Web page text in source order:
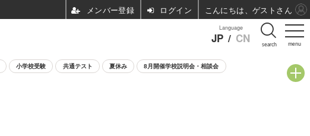
menu
Language
JP / CN search
小学校受験 共通テスト 夏休み 8月開催学校説明会・相談会
ログイン こんにちは、ゲストさん